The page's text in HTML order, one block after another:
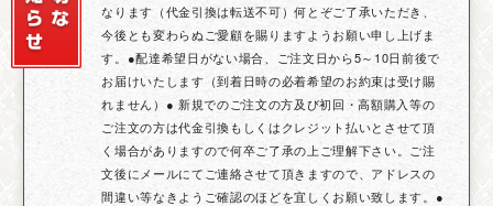
なります（代金引換は転送不可）何とぞご了承いただき、
今後とも変わらぬご愛顧を賜りますようお願い申し上げま
す。●配達希望日がない場合、ご注文日から5～10日前後で
お届けいたします（到着日時の必着希望のお約束は受け賜
れません）● 新規でのご注文の方及び初回・高額購入等の
ご注文の方は代金引換もしくはクレジット払いとさせて頂
く場合がありますので何卒ご了承の上ご理解下さい。ご注
文後にメールにてご連絡させて頂きますので、アドレスの
間違い等なきようご確認のほどを宜しくお願い致します。●